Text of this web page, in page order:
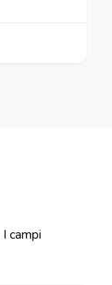
I campi